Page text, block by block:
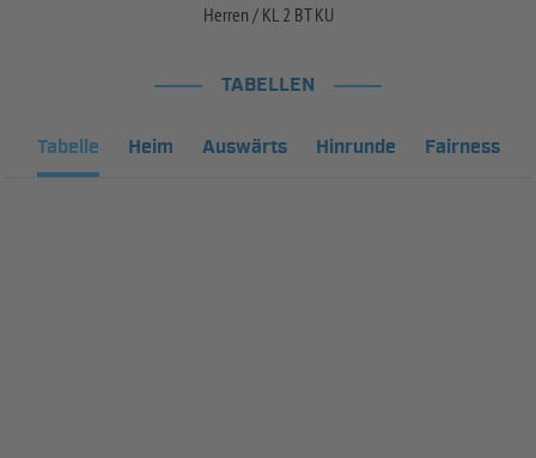
Herren / KL 2 BT KU
TABELLEN
Tabelle Heim Auswärts Hinrunde Fairness